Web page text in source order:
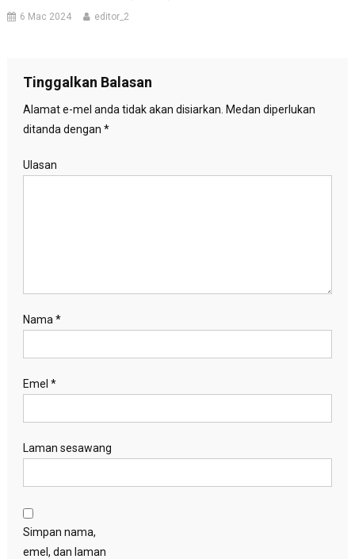
6 Mac 2024 editor_2
Tinggalkan Balasan
Alamat e-mel anda tidak akan disiarkan. Medan diperlukan
ditanda dengan *
Ulasan
Nama *
Emel *
Laman sesawang
Simpan nama,
emel, dan laman